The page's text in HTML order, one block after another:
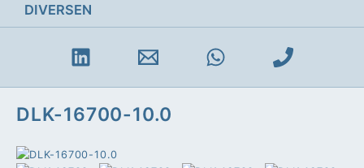
DIVERSEN
DLK-16700-10.0